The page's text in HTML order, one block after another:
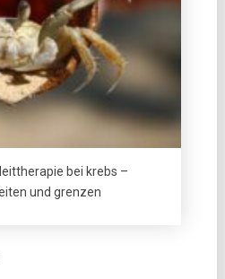
bei krebs –
und grenzen